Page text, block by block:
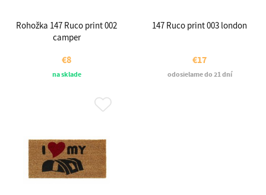
Rohožka 147 Ruco print 002
camper
€8
na sklade
147 Ruco print 003 london
€17
odosielame do 21 dní